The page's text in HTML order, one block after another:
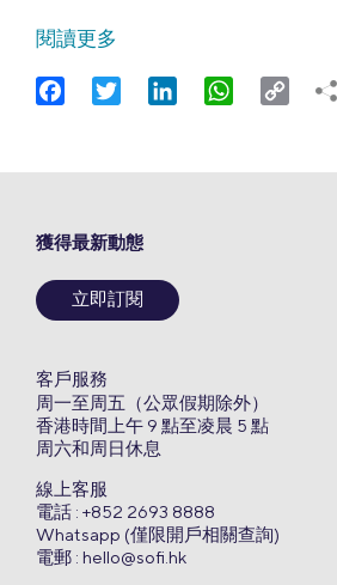
閱讀更多
FacebookTwitter LinkedIn WhatsApp
Copy
獲得最新動態
立即訂閱
客戶服務
周一至周五（公眾假期除外）
香港時間上午 9 點至凌晨 5 點
周六和周日休息
線上客服
電話 : +852 2693 8888
Whatsapp (僅限開戶相關查詢)
電郵 : hello@sofi.hk